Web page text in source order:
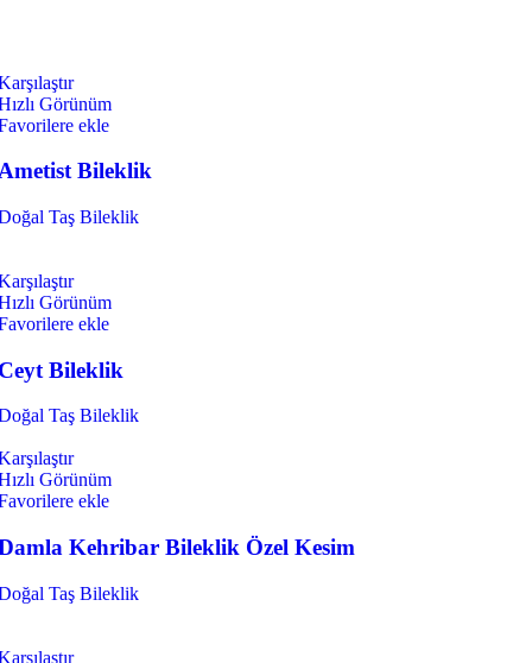
Görünüm
ekle
Bileklik
Taş Bileklik
Görünüm
ekle
Bileklik
Taş Bileklik
Görünüm
ekle
Kehribar Bileklik Özel Kesim
Taş Bileklik